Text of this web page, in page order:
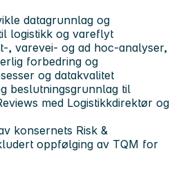
datagrunnlag og
logistikk og vareflyt
, varevei- og ad hoc-analyser,
forbedring og
og datakvalitet
beslutningsgrunnlag til
med Logistikkdirektør og
konsernets Risk &
oppfølging av TQM for